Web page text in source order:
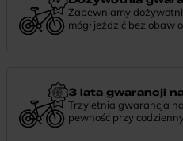
Zapewniamy
mógł jeździć bez obaw
chętnie pomożemy.3 lata gwarancji
Trzyletnia gwarancja
pewność przy